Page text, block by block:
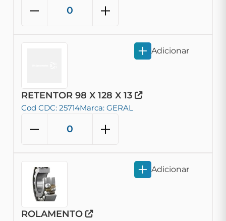
RETENTOR 98 X 128 X 13
Cod CDC: 25714Marca: GERAL
Adicionar
ROLAMENTO
Adicionar